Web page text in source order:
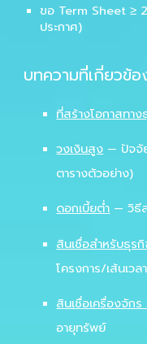
ขอ Term Sheet ≥ 2
ประกาศ)
บทความที่เกี่ยวข้อ
ที่สร้างโอกาสทา
วงเงินสูง — ปัจจั
ตารางตัวอย่าง)
ดอกเบี้ยต่ำ— วิธีล
สินเชื่อสำหรับธุร
โครงการ/เส้นเวลา
สินเชื่อเครื่องจัก
อายุทรัพย์